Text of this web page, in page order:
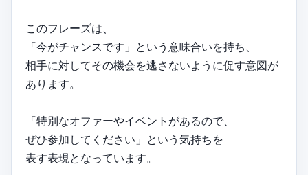
このフレーズは、
「今がチャンスです」という意味合いを持ち、
相手に対してその機会を逃さないように促す意図が
あります。
「特別なオファーやイベントがあるので、
ぜひ参加してください」という気持ちを
表す表現となっています。